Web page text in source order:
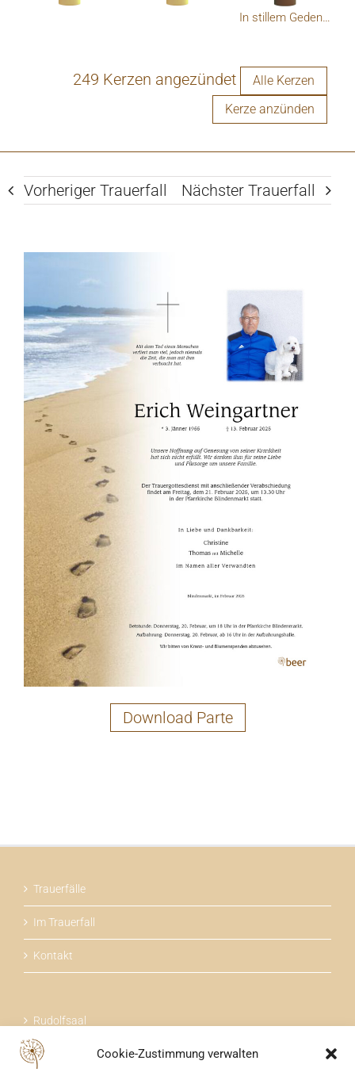
Cookie-Zustimmung verwalten
In stillem Gedenken
249 Kerzen angezündet
Alle Kerzen
Kerze anzünden
Vorheriger Trauerfall Nächster Trauerfall
Download Parte
Trauerfälle
Im Trauerfall
Kontakt
Rudolfsaal
Über uns